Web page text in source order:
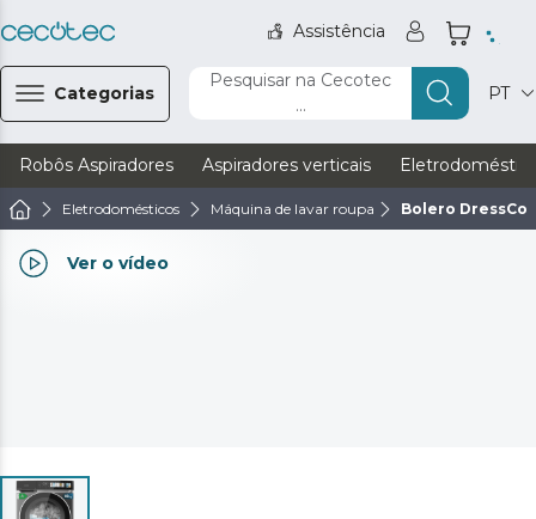
Assistência
Categorias
Pesquisar na Cecotec
...
PT
Robôs Aspiradores Aspiradores verticais
Eletrodomésticos Máquina de lavar roupa Bolero
Ver o vídeo